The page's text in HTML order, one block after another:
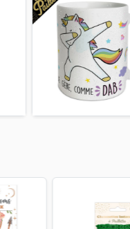
Next Previous